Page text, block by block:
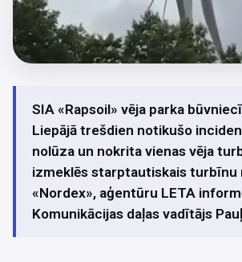
SIA «Rapsoil» vēja parka
Liepājā trešdien notikušo
nolūza un nokrita vienas vēja
izmeklēs starptautiskais turbīnu
«Nordex», aģentūru LETA
Komunikācijas daļas vadītājs